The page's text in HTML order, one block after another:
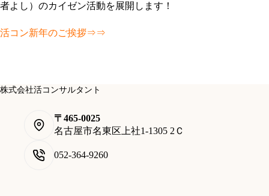
者よし）のカイゼン活動を展開します！
活コン新年のご挨拶⇒⇒
株式会社活コンサルタント
〒465-0025
名古屋市名東区上社1-1305 2Ｃ
052-364-9260